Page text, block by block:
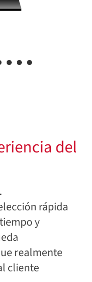
del
rápida
y
realmente
cliente